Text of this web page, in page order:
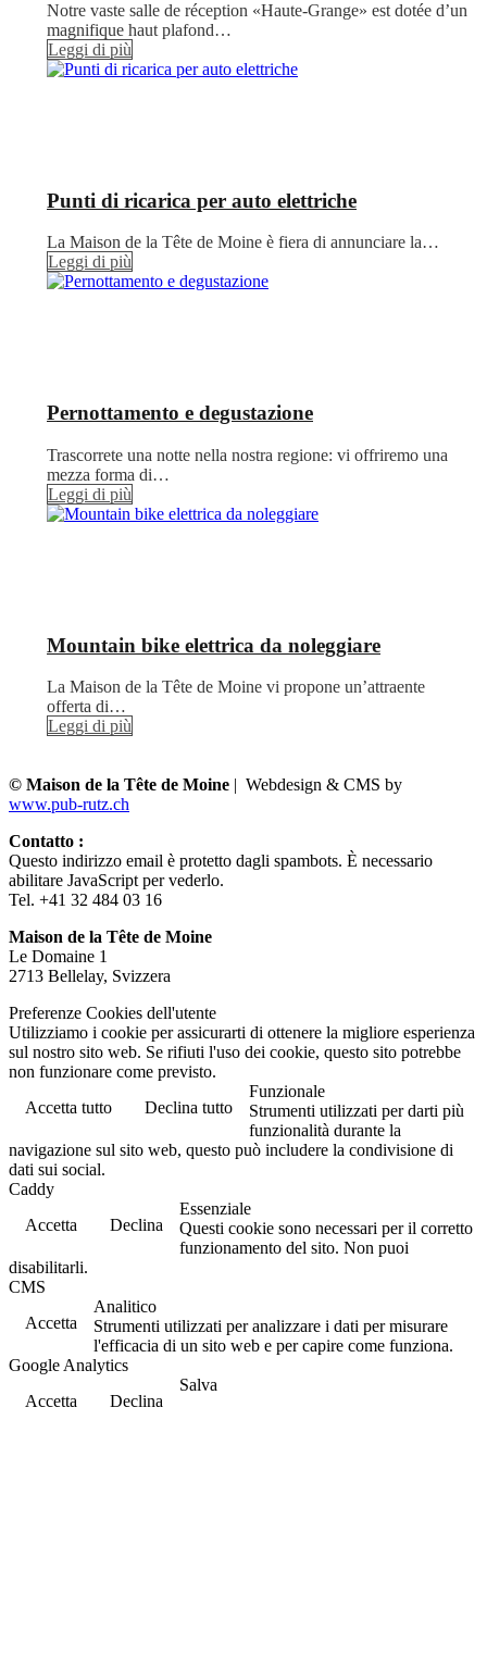
Notre vaste salle de réception «Haute-Grange» est dotée d’un
magnifique haut plafond…
Leggi di più
Punti di ricarica per auto elettriche
La Maison de la Tête de Moine è fiera di annunciare la…
Leggi di più
Pernottamento e degustazione
Trascorrete una notte nella nostra regione: vi offriremo una
mezza forma di…
Leggi di più
Mountain bike elettrica da noleggiare
La Maison de la Tête de Moine vi propone un’attraente
offerta di…
Leggi di più
© Maison de la Tête de Moine | Webdesign & CMS by
www.pub-rutz.ch
Contatto :
Questo indirizzo email è protetto dagli spambots. È necessario
abilitare JavaScript per vederlo.
Tel. +41 32 484 03 16
Maison de la Tête de Moine
Le Domaine 1
2713 Bellelay, Svizzera
Preferenze Cookies dell'utente
Utilizziamo i cookie per assicurarti di ottenere la migliore esperienza
sul nostro sito web. Se rifiuti l'uso dei cookie, questo sito potrebbe
non funzionare come previsto.
Accetta tutto
Declina tutto
Funzionale
Strumenti utilizzati per darti più
funzionalità durante la
navigazione sul sito web, questo può includere la condivisione di
dati sui social.
Caddy
Accetta
Declina
Essenziale
Questi cookie sono necessari per il corretto
funzionamento del sito. Non puoi
disabilitarli.
CMS
Accetta
Analitico
Strumenti utilizzati per analizzare i dati per misurare
l'efficacia di un sito web e per capire come funziona.
Google Analytics
Accetta
Declina
Salva